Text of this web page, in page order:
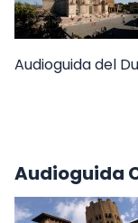
Audioguida del
Audioguida